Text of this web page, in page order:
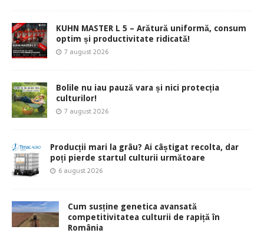
KUHN MASTER L 5 – Arătură uniformă, consum
optim și productivitate ridicată!
7 august 2026
Bolile nu iau pauză vara și nici protecția
culturilor!
7 august 2026
Producții mari la grâu? Ai câștigat recolta, dar
poți pierde startul culturii următoare
6 august 2026
Cum susține genetica avansată
competitivitatea culturii de rapiță în
România